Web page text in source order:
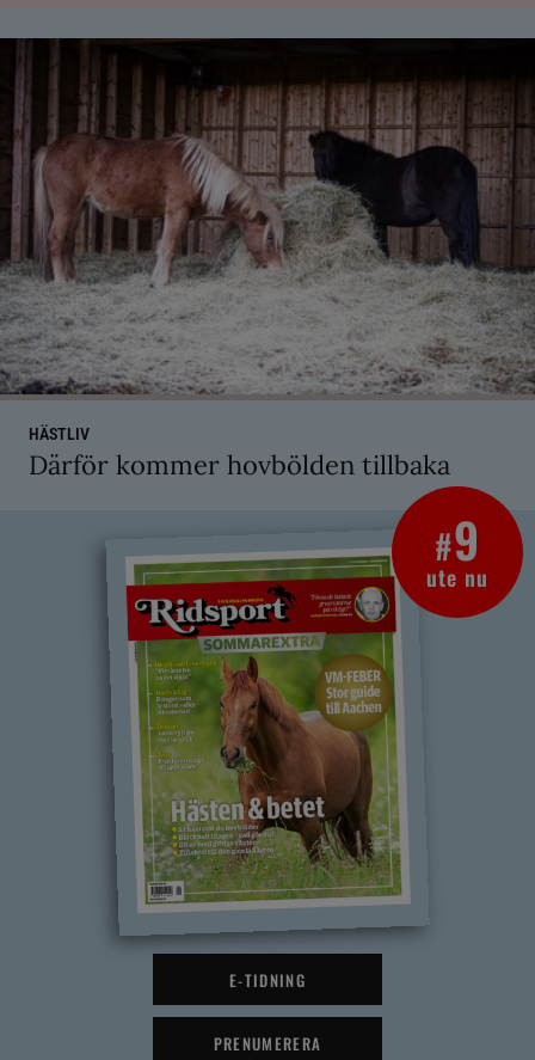
HÄSTLIV
Därför kommer hovbölden tillbaka
#9
ute nu
E-TIDNING
PRENUMERERA